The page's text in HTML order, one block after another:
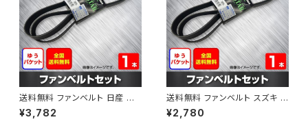
送料無料 ファンベルト 日産 キ
ューブ 型式Z12 H20.11～H24.
10 （国内トップメーカー） 1本 H
¥3,782
送料無料 ファンベルト スズキ ワ
ゴンR 型式MH34S H24.09～
H29.02 （国内トップメーカー）
¥2,780